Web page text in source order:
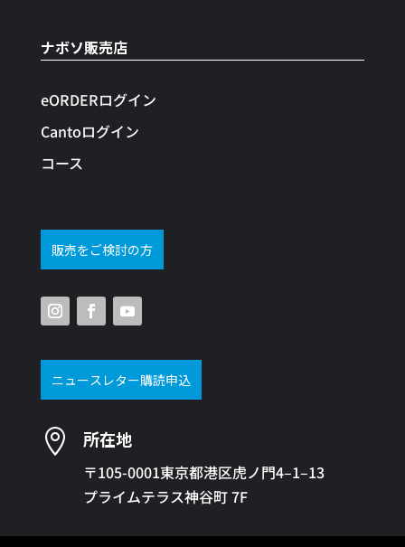
ナボソ販売店
eORDERログイン
Cantoログイン
コース
販売をご検討の方
ニュースレター購読申込
 所在地
〒105-0001東京都港区虎ノ門4–1–13
プライムテラス神谷町 7F